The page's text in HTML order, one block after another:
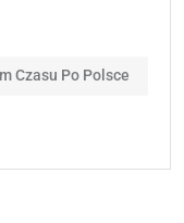
Czasu Po Polsce